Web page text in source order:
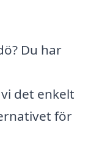
Du har
det enkelt
för